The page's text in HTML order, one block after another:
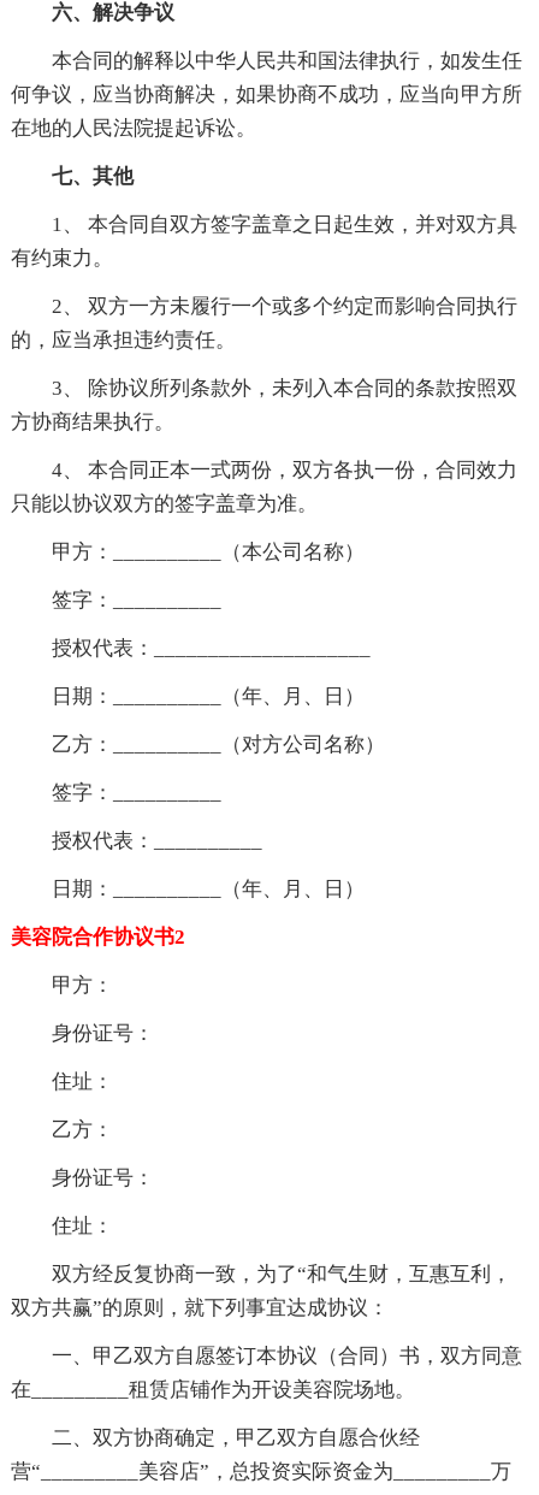
六、解决争议
本合同的解释以中华人民共和国法律执行，如发生任
何争议，应当协商解决，如果协商不成功，应当向甲方所
在地的人民法院提起诉讼。
七、其他
1、 本合同自双方签字盖章之日起生效，并对双方具
有约束力。
2、 双方一方未履行一个或多个约定而影响合同执行
的，应当承担违约责任。
3、 除协议所列条款外，未列入本合同的条款按照双
方协商结果执行。
4、 本合同正本一式两份，双方各执一份，合同效力
只能以协议双方的签字盖章为准。
甲方：__________（本公司名称）
签字：__________
授权代表：____________________
日期：__________（年、月、日）
乙方：__________（对方公司名称）
签字：__________
授权代表：__________
日期：__________（年、月、日）
美容院合作协议书2
甲方：
身份证号：
住址：
乙方：
身份证号：
住址：
双方经反复协商一致，为了“和气生财，互惠互利，
双方共赢”的原则，就下列事宜达成协议：
一、甲乙双方自愿签订本协议（合同）书，双方同意
在_________租赁店铺作为开设美容院场地。
二、双方协商确定，甲乙双方自愿合伙经
营“_________美容店”，总投资实际资金为_________万